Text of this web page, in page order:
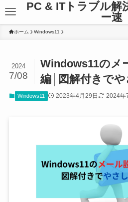
PC & ITトラブル解
ー速
ホーム Windows11
Windows11のメ
編│図解付きでや
2024
7/08
Windows11 2023年4月29日 2024年